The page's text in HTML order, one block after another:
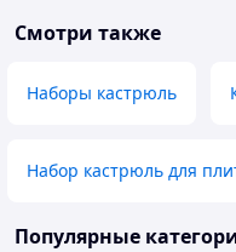
Смотри также
Наборы кастрюль
Набор кастрюль для
Популярные